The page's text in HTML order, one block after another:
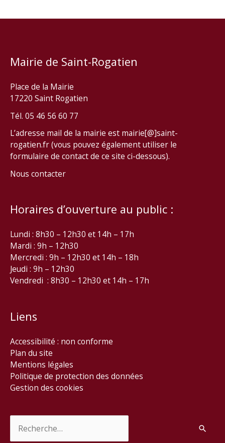
Mairie de Saint-Rogatien
Place de la Mairie
17220 Saint Rogatien
Tél. 05 46 56 60 77
L’adresse mail de la mairie est mairie[@]saint-
rogatien.fr (vous pouvez également utiliser le
formulaire de contact de ce site ci-dessous).
Nous contacter
Horaires d’ouverture au public :
Lundi : 8h30 – 12h30 et 14h – 17h
Mardi : 9h – 12h30
Mercredi : 9h – 12h30 et 14h – 18h
Jeudi : 9h – 12h30
Vendredi : 8h30 – 12h30 et 14h – 17h
Liens
Accessibilité : non conforme
Plan du site
Mentions légales
Politique de protection des données
Gestion des cookies